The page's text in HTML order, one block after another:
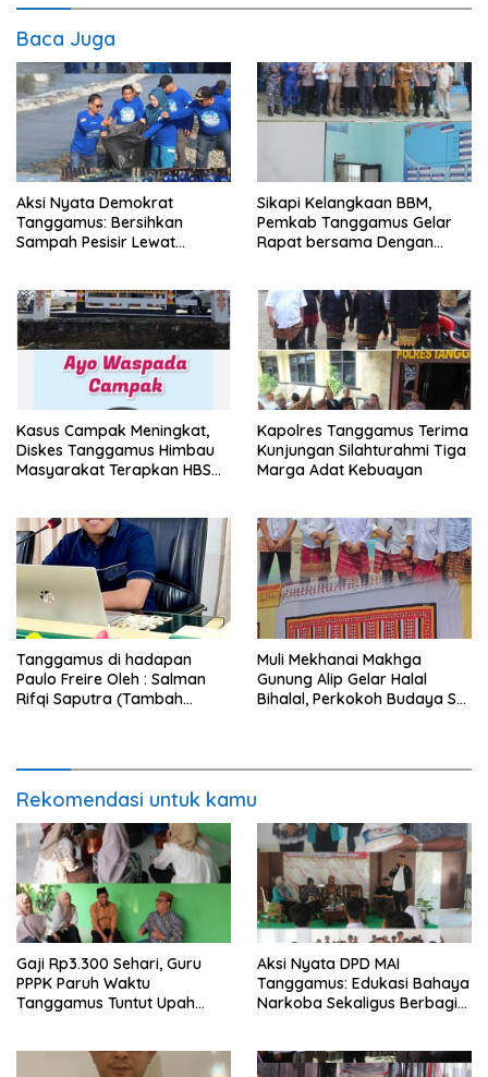
Baca Juga
Aksi Nyata Demokrat
Tanggamus: Bersihkan
Sampah Pesisir Lewat
Sikapi Kelangkaan BBM,
Pemkab Tanggamus Gelar
Rapat bersama Dengan
Kasus Campak Meningkat,
Diskes Tanggamus Himbau
Masyarakat Terapkan HBS
Kapolres Tanggamus Terima
Kunjungan Silahturahmi Tiga
Marga Adat Kebuayan
Tanggamus di hadapan
Paulo Freire Oleh : Salman
Rifqi Saputra (Tambah
Muli Mekhanai Makhga
Gunung Alip Gelar Halal
Bihalal, Perkokoh Budaya Sai
Rekomendasi untuk kamu
Gaji Rp3.300 Sehari, Guru
PPPK Paruh Waktu
Tanggamus Tuntut Upah
Aksi Nyata DPD MAI
Tanggamus: Edukasi Bahaya
Narkoba Sekaligus Berbagi